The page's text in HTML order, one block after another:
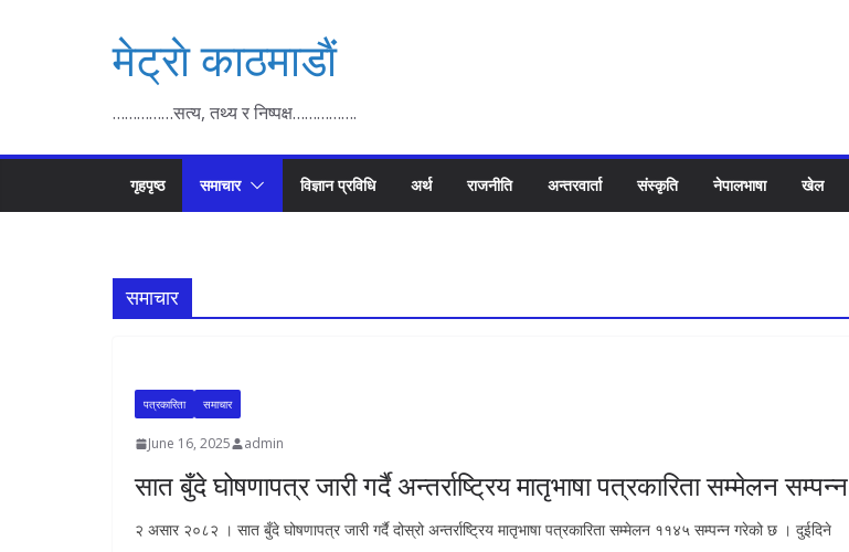
मेट्राे काठमाडाैं
……………सत्य, तथ्य र निष्पक्ष…………….
गृहपृष्ठ समाचार विज्ञान प्रविधि अर्थ राजनीति अन्तरवार्ता संस्कृति नेपालभाषा खेल
समाचार
पत्रकारिता समाचार
June 16, 2025 admin
सात बुँदे घोषणापत्र जारी गर्दै अन्तर्राष्ट्रिय मातृभाषा पत्रकारिता सम्मेलन सम्पन्न
२ असार २०८२ । सात बुँदे घोषणापत्र जारी गर्दै दोस्रो अन्तर्राष्ट्रिय मातृभाषा पत्रकारिता सम्मेलन ११४५ सम्पन्न गरेको छ । दुईदिने